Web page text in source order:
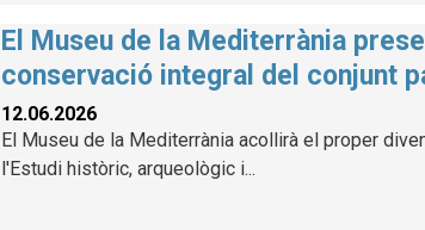
El Museu de la Mediterrània
conservació integral del conjunt
12.06.2026
El Museu de la Mediterrània acollirà el proper
l'Estudi històric, arqueològic i...